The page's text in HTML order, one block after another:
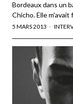
Bordeaux dans un
Chicho. Elle
5 MARS 2013